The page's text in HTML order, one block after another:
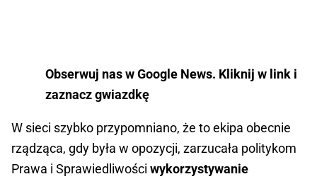
Obserwuj nas w Google News. Kliknij w link i
zaznacz gwiazdkę
W sieci szybko przypomniano, że to ekipa obecnie
rządząca, gdy była w opozycji, zarzucała politykom
Prawa i Sprawiedliwości wykorzystywanie